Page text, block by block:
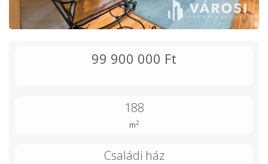
99 900 000 Ft
188
m2
Családi ház